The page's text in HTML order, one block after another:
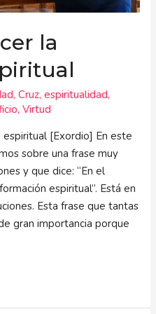
la
,Cruz,espiritualidad,
,Virtud
[Exordio] En este
sobre una frase muy
y que dice: “En el
espiritual”. Está en
Esta frase que tantas
gran importancia porque